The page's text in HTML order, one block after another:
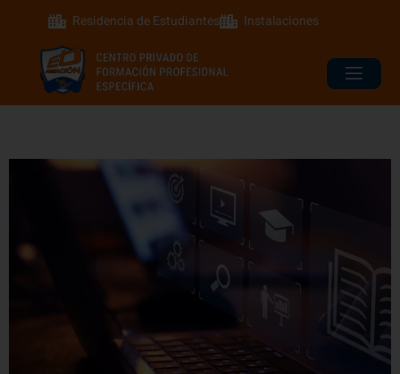
Residencia de Estudiantes Instalaciones